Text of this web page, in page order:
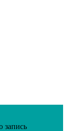
запись